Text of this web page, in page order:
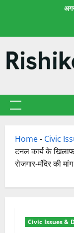
प्राथमिक
Home- Civic
टनल कार्य के खिलाफ
रोजगार-मंदिर की मांग
Civic Issues &